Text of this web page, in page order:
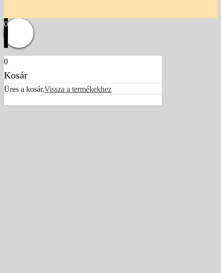
0
0
Kosár
Üres a kosár.Vissza a termékekhez